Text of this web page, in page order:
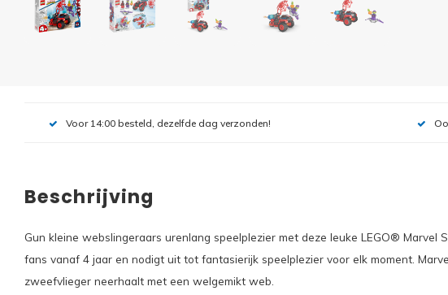
Voor 14:00 besteld, dezelfde dag verzonden!
Beschrijving
Gun kleine webslingeraars urenlang speelplezier met deze leuke LEGO®
fans vanaf 4 jaar en nodigt uit tot fantasierijk speelplezier voor elk moment.
zweefvlieger neerhaalt met een welgemikt web.